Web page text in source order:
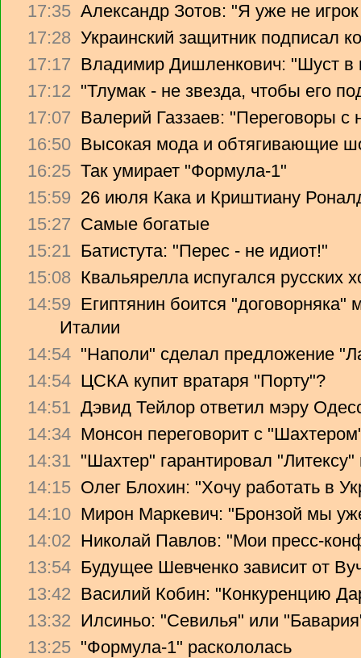
17:35 Александр Зотов: "Я уже не
17:28 Украинский защитник подписал
17:17 Владимир Дишленкович: "Шуст в
17:12 "Тлумак - не звезда, чтобы его
17:07 Валерий Газзаев: "Переговоры с
16:50 Высокая мода и обтягивающие
16:25 Так умирает "Формула-1"
15:59 26 июля Кака и Криштиану
15:27 Самые богатые
15:21 Батистута: "Перес - не идиот!"
15:08 Квальярелла испугался русских
14:59 Египтянин боится
Италии
14:54 "Наполи" сделал предложение
14:54 ЦСКА купит вратаря "Порту"?
14:51 Дэвид Тейлор ответил мэру
14:34 Монсон переговорит с
14:31 "Шахтер" гарантировал
14:15 Олег Блохин: "Хочу работать в
14:10 Мирон Маркевич: "Бронзой мы
14:02 Николай Павлов: "Мои пресс-
13:54 Будущее Шевченко зависит от
13:42 Василий Кобин: "Конкуренцию
13:32 Илсиньо: "Севилья" или
13:25 "Формула-1" раскололась